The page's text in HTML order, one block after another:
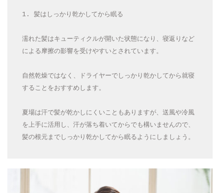
1. 髪はしっかり乾かしてから眠る
濡れた髪はキューティクルが開いた状態になり、寝返りなど
による摩擦の影響を受けやすいとされています。
自然乾燥ではなく、ドライヤーでしっかり乾かしてから就寝
することをおすすめします。
夏場は汗で髪が乾かしにくいこともありますが、送風や冷風
を上手に活用し、汗が落ち着いてからでも構いませんので、
髪の根元までしっかり乾かしてから眠るようにしましょう。